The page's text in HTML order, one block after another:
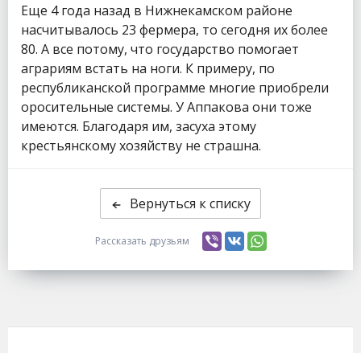
Еще 4 года назад в Нижнекамском районе
насчитывалось 23 фермера, то сегодня их более
80. А все потому, что государство помогает
аграриям встать на ноги. К примеру, по
республиканской программе многие приобрели
оросительные системы. У Аппакова они тоже
имеются. Благодаря им, засуха этому
крестьянскому хозяйству не страшна.
Вернуться к списку
Рассказать друзьям